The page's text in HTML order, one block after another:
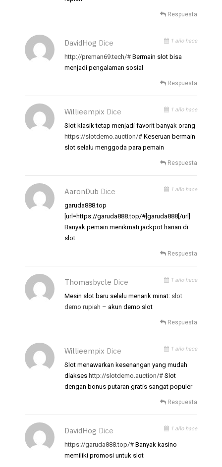
Respuesta
DavidHog Dice 1 año hace
http://preman69.tech/# Bermain slot bisa
menjadi pengalaman sosial
Respuesta
Willieempix Dice 1 año hace
Slot klasik tetap menjadi favorit banyak orang
https://slotdemo.auction/# Keseruan bermain
slot selalu menggoda para pemain
Respuesta
AaronDub Dice 1 año hace
garuda888.top
[url=https://garuda888.top/#]garuda888[/url]
Banyak pemain menikmati jackpot harian di
slot
Respuesta
Thomasbycle Dice 1 año hace
Mesin slot baru selalu menarik minat: slot
demo rupiah – akun demo slot
Respuesta
Willieempix Dice 1 año hace
Slot menawarkan kesenangan yang mudah
diakses http://slotdemo.auction/# Slot
dengan bonus putaran gratis sangat populer
Respuesta
DavidHog Dice 1 año hace
https://garuda888.top/# Banyak kasino
memiliki promosi untuk slot